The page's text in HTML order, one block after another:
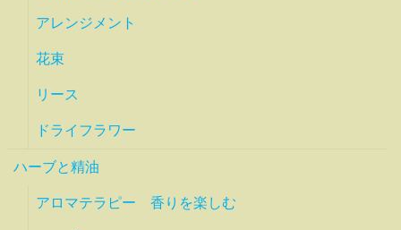
アレンジメント
花束
リース
ドライフラワー
ハーブと精油
アロマテラピー 香りを楽しむ